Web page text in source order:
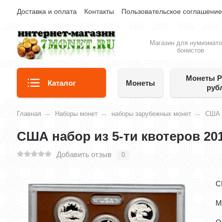
Доставка и оплата Контакты Пользовательское соглашение
Магазин для
бонистов
Каталог Монеты
Монеты
Главная Наборы монет наборы зарубежных монет США
США набор из 5-ти квотеров
Добавить отзыв 0